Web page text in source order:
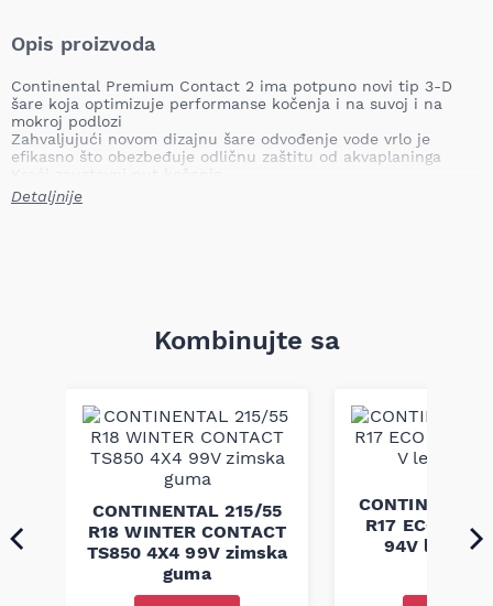
Opis proizvoda
Continental Premium Contact 2 ima potpuno novi tip 3-D
šare koja optimizuje performanse kočenja i na suvoj i na
mokroj podlozi
Zahvaljujući novom dizajnu šare odvođenje vode vrlo je
efikasno što obezbeđuje odličnu zaštitu od akvaplaninga
Odlično držanje pravca u krivinama
Detaljnije
Kombinujte sa
CONTINENTAL 215/55
R18 WINTER CONTACT
TS850 4X4 99V zimska
guma
R17 ECO
94V letnja